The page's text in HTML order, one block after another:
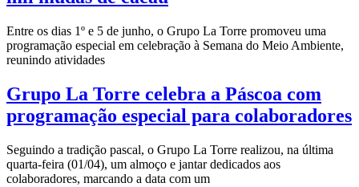
Entre os dias 1º e 5 de junho, o Grupo La Torre promoveu uma
programação especial em celebração à Semana do Meio Ambiente,
reunindo atividades
Grupo La Torre celebra a Páscoa com
programação especial para colaboradores
Seguindo a tradição pascal, o Grupo La Torre realizou, na última
quarta-feira (01/04), um almoço e jantar dedicados aos
colaboradores, marcando a data com um